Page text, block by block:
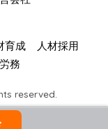
育成
人材採用
務
reserved.